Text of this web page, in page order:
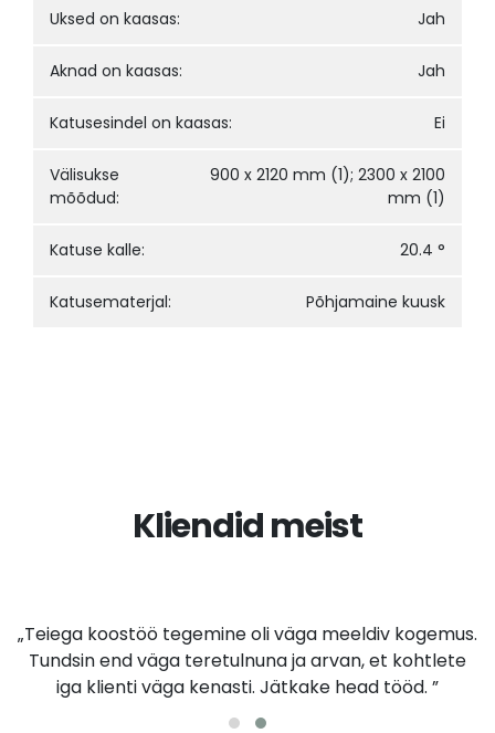
Uksed on kaasas: Jah
Aknad on kaasas: Jah
Katusesindel on kaasas: Ei
Välisukse
mõõdud:
900 x 2120 mm (1); 2300 x 2100
mm (1)
Katuse kalle: 20.4 °
Katusematerjal: Põhjamaine kuusk
Kliendid meist
„Teiega koostöö tegemine oli väga meeldiv kogemus.
Tundsin end väga teretulnuna ja arvan, et kohtlete
iga klienti väga kenasti. Jätkake head tööd. ”